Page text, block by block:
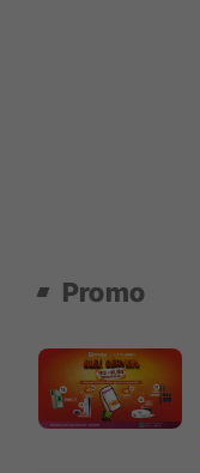
Promo